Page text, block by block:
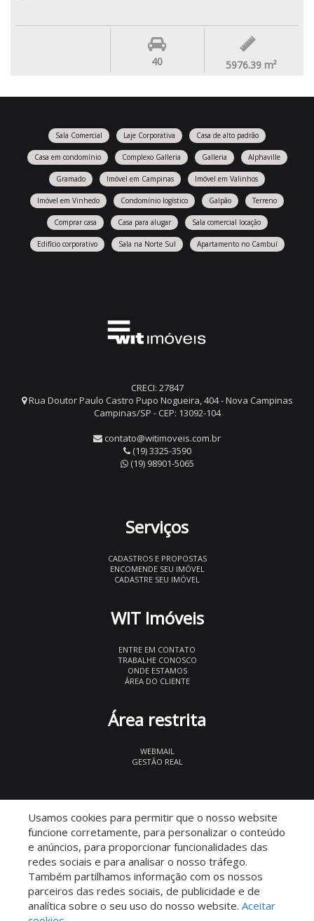
40 5976.39 m²
Sala Comercial Laje Corporativa Casa de alto padrão
Casa em condomínio Complexo Galleria Galleria Alphaville
Gramado Imóvel em Campinas Imóvel em Valinhos
Imóvel em Vinhedo Condomínio logístico Galpão Terreno
Comprar casa Casa para alugar Sala comercial locação
Edifício corporativo Sala na Norte Sul Apartamento no Cambuí
CRECI: 27847
Rua Doutor Paulo Castro Pupo Nogueira, 404 - Nova Campinas
Campinas/SP - CEP: 13092-104
contato@witimoveis.com.br
(19) 3325-3590
(19) 98901-5065
Serviços
CADASTROS E PROPOSTAS
ENCOMENDE SEU IMÓVEL
CADASTRE SEU IMÓVEL
WIT Imóveis
ENTRE EM CONTATO
TRABALHE CONOSCO
ONDE ESTAMOS
ÁREA DO CLIENTE
Área restrita
WEBMAIL
GESTÃO REAL
Descomplicado por:
Usamos cookies para permitir que o nosso website
funcione corretamente, para personalizar o conteúdo
e anúncios, para proporcionar funcionalidades das
redes sociais e para analisar o nosso tráfego.
Também partilhamos informação com os nossos
parceiros das redes sociais, de publicidade e de
analítica sobre o seu uso do nosso website. Aceitar